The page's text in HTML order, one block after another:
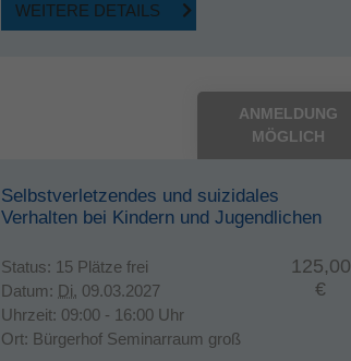
WEITERE DETAILS
ANMELDUNG
MÖGLICH
Selbstverletzendes und suizidales
Verhalten bei Kindern und Jugendlichen
Status: 15 Plätze frei
Datum: Di. 09.03.2027
Uhrzeit: 09:00 - 16:00 Uhr
Ort: Bürgerhof Seminarraum groß
125,00
€